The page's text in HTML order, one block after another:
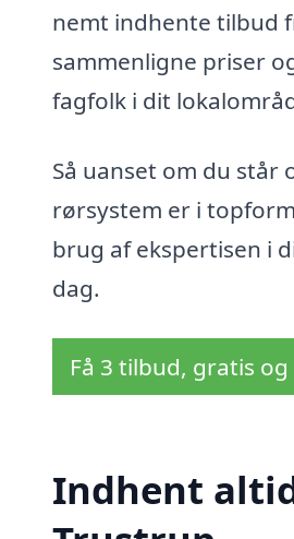
nemt indhente tilbud
sammenligne priser
fagfolk i dit
Så uanset om du
rørsystem er i
brug af ekspertisen i
dag.
Få 3 tilbud, gratis
Indhent